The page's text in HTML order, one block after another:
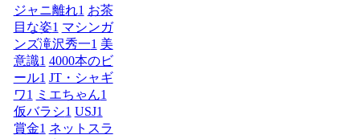
ジャニ離れ1 お茶
目な姿1 マシンガ
ンズ滝沢秀一1 美
意識1 4000本のビ
ール1 JT・シャギ
ワ1 ミエちゃん1
仮バラシ1 USJ1
賞金1 ネットスラ